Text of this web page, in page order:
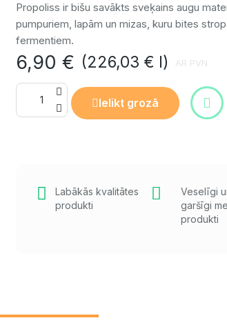
Propoliss ir bišu savākts sveķains augu
pumpuriem, lapām un mizas, kuru bites
fermentiem.
6,90 € (226,03 € l) AR PVN
Ielikt grozā
Labākās kvalitātes
produkti
Veselīgi
garšīgi
produkti